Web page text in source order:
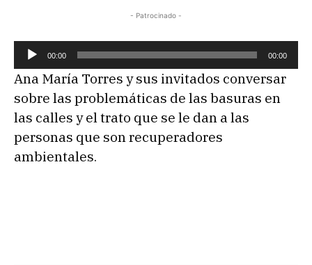
- Patrocinado -
e
p
r
o
d
u
00:00 00:00
Ana María Torres y sus invitados conversar
sobre las problemáticas de las basuras en
las calles y el trato que se le dan a las
personas que son recuperadores
ambientales.